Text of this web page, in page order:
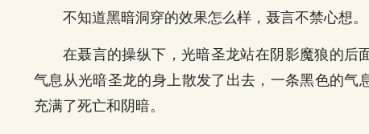
不知道黑暗洞穿的效果怎么样，聂言不禁心想。
在聂言的操纵下，光暗圣龙站在阴影魔狼的后
气息从光暗圣龙的身上散发了出去，一条黑色的气
充满了死亡和阴暗。